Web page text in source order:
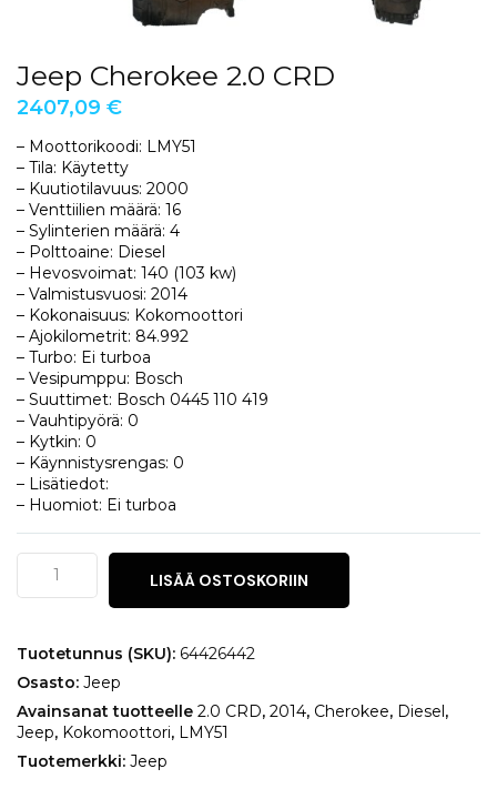
Jeep Cherokee 2.0 CRD
2407,09 €
– Moottorikoodi: LMY51
– Tila: Käytetty
– Kuutiotilavuus: 2000
– Venttiilien määrä: 16
– Sylinterien määrä: 4
– Polttoaine: Diesel
– Hevosvoimat: 140 (103 kw)
– Valmistusvuosi: 2014
– Kokonaisuus: Kokomoottori
– Ajokilometrit: 84.992
– Turbo: Ei turboa
– Vesipumppu: Bosch
– Suuttimet: Bosch 0445 110 419
– Vauhtipyörä: 0
– Kytkin: 0
– Käynnistysrengas: 0
– Lisätiedot:
– Huomiot: Ei turboa
Jeep
Cherokee
2.0
määrä
LISÄÄ OSTOSKORIIN
Tuotetunnus (SKU): 64426442
Osasto: Jeep
Avainsanat tuotteelle 2.0 CRD, 2014, Cherokee, Diesel,
Jeep, Kokomoottori, LMY51
Tuotemerkki: Jeep